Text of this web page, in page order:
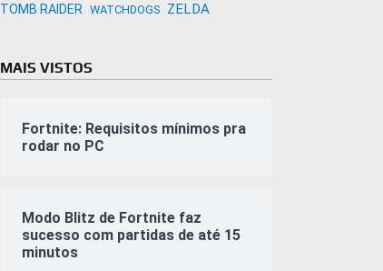
TOMB RAIDER WATCHDOGS ZELDA
MAIS VISTOS
Fortnite: Requisitos mínimos pra
rodar no PC
Modo Blitz de Fortnite faz
sucesso com partidas de até 15
minutos